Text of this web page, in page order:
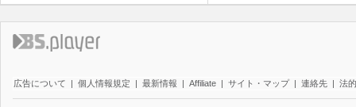
広告について | 個人情報規定 | 最新情報 | Affiliate | サイト・マップ | 連絡先 | 法